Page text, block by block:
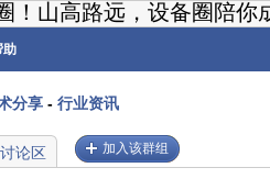
！山高路远，设备圈陪你
助
分享 - 行业资讯
论区 加入该群组